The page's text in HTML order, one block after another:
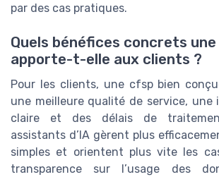
par des cas pratiques.
Quels bénéfices concrets
apporte-t-elle aux clients ?
Pour les clients, une cfsp bien
une meilleure qualité de service, une
claire et des délais de
assistants d’IA gèrent plus
simples et orientent plus vite les
transparence sur l’usage des